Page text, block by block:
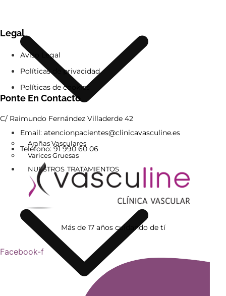
Arañas Vasculares
Varices Gruesas
NUESTROS TRATAMIENTOS
Legal
Aviso Legal
Políticas de privacidad
Políticas de cookies
Ponte En Contacto
C/ Raimundo Fernández Villaderde 42
Email: atencionpacientes@clinicavasculine.es
Teléfono: 91 990 60 06
Más de 17 años cuidando de tí
Facebook-f